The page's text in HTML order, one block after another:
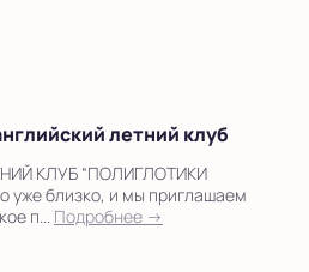
летний клуб
КЛУБ “ПОЛИГЛОТИКИ
близко, и мы приглашаем
п... Подробнее →